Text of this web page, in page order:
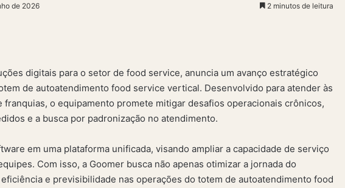
de 2026 2 minutos de leitura
digitais para o setor de food service, anuncia um avanço estratégico
de autoatendimento food service vertical. Desenvolvido para atender às
o equipamento promete mitigar desafios operacionais crônicos,
e a busca por padronização no atendimento.
em uma plataforma unificada, visando ampliar a capacidade de serviço
Com isso, a Goomer busca não apenas otimizar a jornada do
e previsibilidade nas operações do totem de autoatendimento food